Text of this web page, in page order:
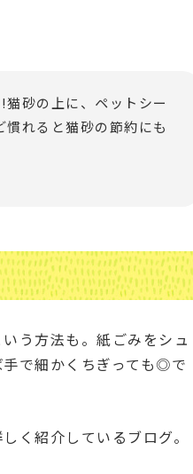
砂の上に、ペットシー
れると猫砂の節約にも
う方法も。紙ごみをシュ
で細かくちぎっても◎で
く紹介しているブログ。